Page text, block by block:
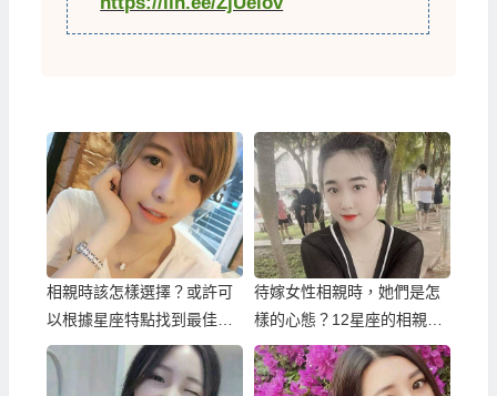
相親時該怎樣選擇？或許可
以根據星座特點找到最佳搭
配…
待嫁女性相親時，她們是怎
樣的心態？12星座的相親心
理